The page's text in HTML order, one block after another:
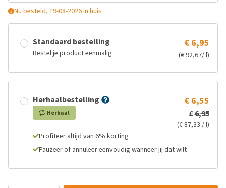
Nu besteld, 19-08-2026 in huis
Standaard bestelling
Bestel je product eenmalig
€ 6,95
(€ 92,67/ l)
Herhaalbestelling
Herhaal
€ 6,55
€ 6,95
(€ 87,33 / l)
Profiteer altijd van 6% korting
Pauzeer of annuleer eenvoudig wanneer jij dat wilt